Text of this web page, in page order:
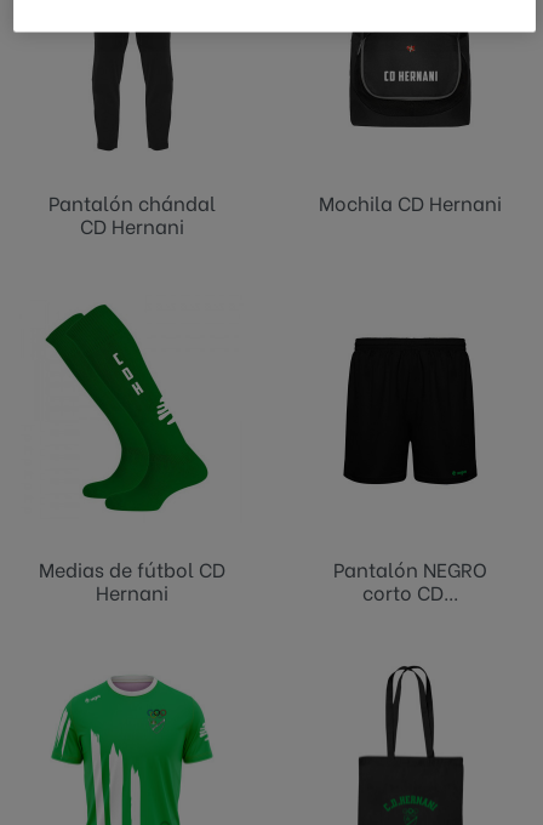
Pantalón chándal
CD Hernani
Mochila CD Hernani
Medias de fútbol CD
Hernani
Pantalón NEGRO
corto CD...